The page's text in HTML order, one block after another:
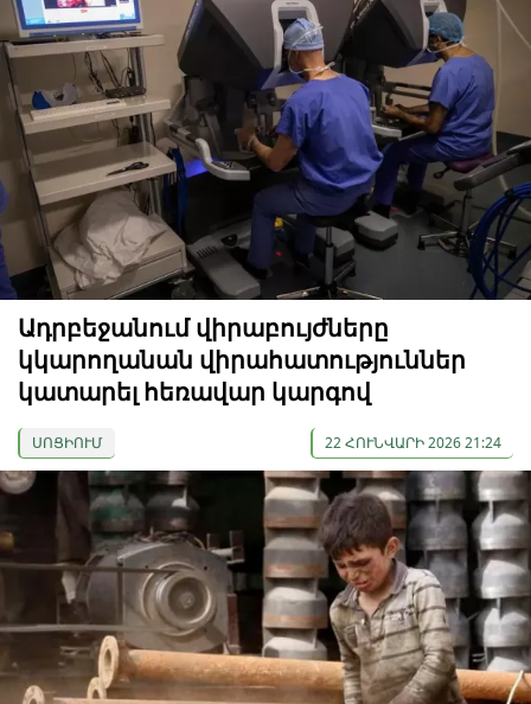
Ադրբեջանում վիրաբույժները
կկարողանան վիրահատություններ
կատարել հեռավար կարգով
ՍՈՑԻՈՒՄ 22 ՀՈՒՆՎԱՐԻ 2026 21:24